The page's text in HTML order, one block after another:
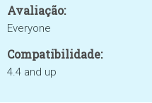
Avaliação:
Everyone
Compatibilidade:
4.4 and up